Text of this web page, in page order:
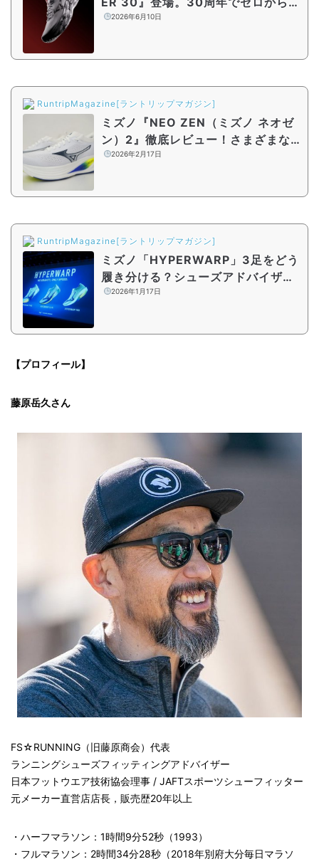
新2026年6月10日
RuntripMagazine[ラントリップマガジン]
ミズノ『NEO ZEN（ミズノ ネオゼ
ン）2』徹底レビュー！さまざまな
シーンで軽快に走れるデイリートレ
2026年2月17日
RuntripMagazine[ラントリップマガジン]
ミズノ「HYPERWARP」3足をどう
履き分ける？シューズアドバイザー
が特徴を徹底解説
2026年1月17日
【プロフィール】
藤原岳久さん
FS☆RUNNING（旧藤原商会）代表
ランニングシューズフィッティングアドバイザー
日本フットウエア技術協会理事 / JAFTスポーツシューフィッター
元メーカー直営店店長，販売歴20年以上
・ハーフマラソン：1時間9分52秒（1993）
・フルマラソン：2時間34分28秒（2018年別府大分毎日マラソ